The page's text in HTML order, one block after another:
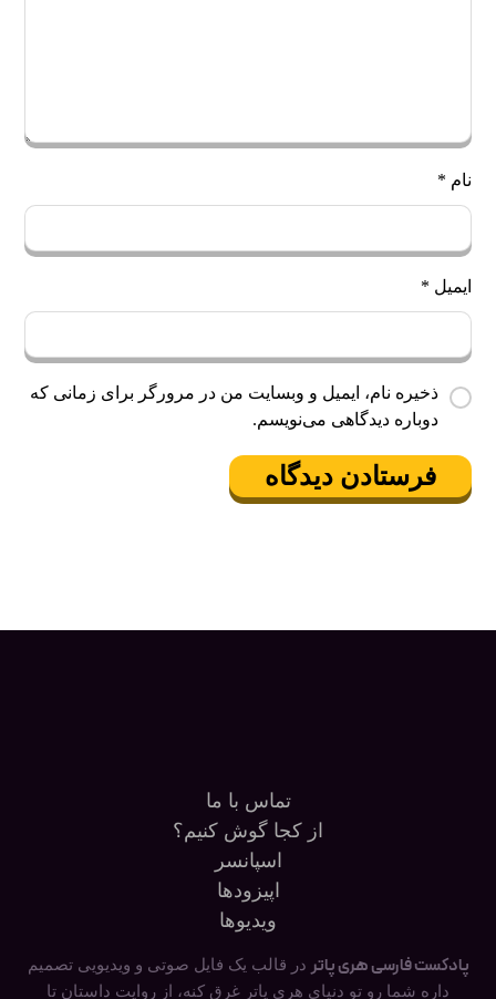
نام *
ایمیل *
ذخیره نام، ایمیل و وبسایت من در مرورگر برای زمانی که
دوباره دیدگاهی می‌نویسم.
فرستادن دیدگاه
تماس با ما
از کجا گوش کنیم؟
اسپانسر
اپیزودها
ویدیوها
پادکست فارسی هری پاتر در قالب یک فایل صوتی و ویدیویی تصمیم
داره شما رو تو دنیای هری پاتر غرق کنه، از روایت داستان تا